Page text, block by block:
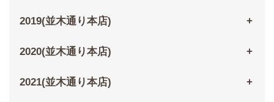
2019(並木通り本店)
2020(並木通り本店)
2021(並木通り本店)